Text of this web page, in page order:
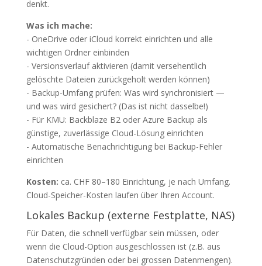
denkt.
Was ich mache:
- OneDrive oder iCloud korrekt einrichten und alle
wichtigen Ordner einbinden
- Versionsverlauf aktivieren (damit versehentlich
gelöschte Dateien zurückgeholt werden können)
- Backup-Umfang prüfen: Was wird synchronisiert —
und was wird gesichert? (Das ist nicht dasselbe!)
- Für KMU: Backblaze B2 oder Azure Backup als
günstige, zuverlässige Cloud-Lösung einrichten
- Automatische Benachrichtigung bei Backup-Fehler
einrichten
Kosten: ca. CHF 80–180 Einrichtung, je nach Umfang.
Cloud-Speicher-Kosten laufen über Ihren Account.
Lokales Backup (externe Festplatte, NAS)
Für Daten, die schnell verfügbar sein müssen, oder
wenn die Cloud-Option ausgeschlossen ist (z.B. aus
Datenschutzgründen oder bei grossen Datenmengen).